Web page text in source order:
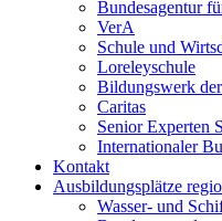
Bundesagentur
VerA
Schule und
Loreleyschule
Bildungswerk
Caritas
Senior Experten
Internationaler
Kontakt
Ausbildungsplätze
Wasser- und